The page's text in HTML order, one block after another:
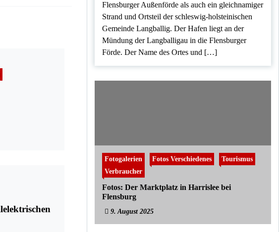
Flensburger Außenförde als auch ein gleichnamiger
Strand und Ortsteil der schleswig-holsteinischen
Gemeinde Langballig. Der Hafen liegt an der
Mündung der Langballigau in die Flensburger
Förde. Der Name des Ortes und […]
Fotogalerien Fotos Verschiedenes
Tourismus
Verbraucher
Fotos: Der Marktplatz in Harrislee bei
Flensburg
9. August 2025